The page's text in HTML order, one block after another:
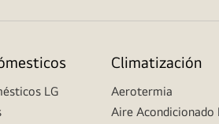
LG
Climatización
Aerotermia
Aire Acondicionado